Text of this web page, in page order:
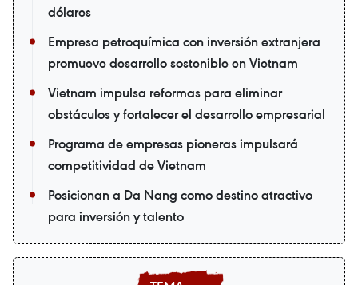
dólares
Empresa petroquímica con inversión extranjera
promueve desarrollo sostenible en Vietnam
Vietnam impulsa reformas para eliminar
obstáculos y fortalecer el desarrollo empresarial
Programa de empresas pioneras impulsará
competitividad de Vietnam
Posicionan a Da Nang como destino atractivo
para inversión y talento